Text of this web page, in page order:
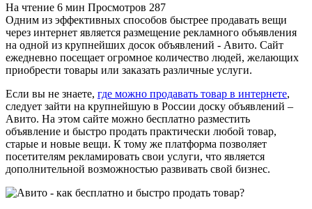
На чтение 6 мин Просмотров 287
Одним из эффективных способов быстрее продавать вещи
через интернет является размещение рекламного объявления
на одной из крупнейших досок объявлений - Авито. Сайт
ежедневно посещает огромное количество людей, желающих
приобрести товары или заказать различные услуги.
Если вы не знаете, где можно продавать товар в интернете,
следует зайти на крупнейшую в России доску объявлений –
Авито. На этом сайте можно бесплатно разместить
объявление и быстро продать практически любой товар,
старые и новые вещи. К тому же платформа позволяет
посетителям рекламировать свои услуги, что является
дополнительной возможностью развивать свой бизнес.